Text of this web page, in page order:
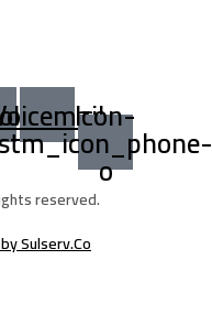
Icon-
o
reserved.
Sulserv.Co